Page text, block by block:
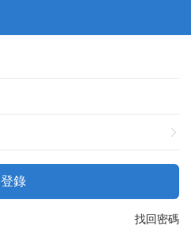
登錄
找回密碼